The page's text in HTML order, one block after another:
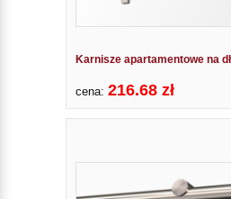
Karnisze apartamentowe na
cena: 216.68 zł